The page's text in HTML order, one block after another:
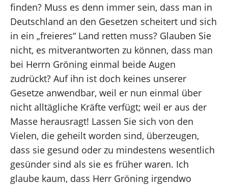
finden? Muss es denn immer sein, dass man in
Deutschland an den Gesetzen scheitert und sich
in ein „freieres“ Land retten muss? Glauben Sie
nicht, es mitverantworten zu können, dass man
bei Herrn Gröning einmal beide Augen
zudrückt? Auf ihn ist doch keines unserer
Gesetze anwendbar, weil er nun einmal über
nicht alltägliche Kräfte verfügt; weil er aus der
Masse herausragt! Lassen Sie sich von den
Vielen, die geheilt worden sind, überzeugen,
dass sie gesund oder zu mindestens wesentlich
gesünder sind als sie es früher waren. Ich
glaube kaum, dass Herr Gröning irgendwo